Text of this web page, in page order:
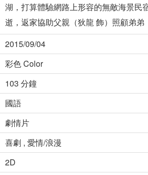
湖，打算體驗網路上形容的無敵海景民
逝，返家協助父親（狄龍 飾）照顧弟弟
2015/09/04
彩色 Color
103 分鐘
國語
劇情片
喜劇 , 愛情/浪漫
2D